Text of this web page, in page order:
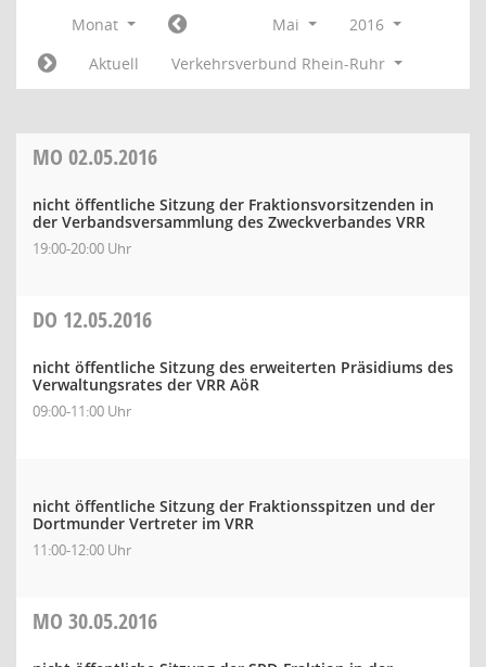
Monat Mai
2016
Aktuell
Verkehrsverbund Rhein-Ruhr
MO 02.05.2016
nicht öffentliche Sitzung der Fraktionsvorsitzenden in
der Verbandsversammlung des Zweckverbandes VRR
19:00-20:00 Uhr
DO 12.05.2016
nicht öffentliche Sitzung des erweiterten Präsidiums des
Verwaltungsrates der VRR AöR
09:00-11:00 Uhr
nicht öffentliche Sitzung der Fraktionsspitzen und der
Dortmunder Vertreter im VRR
11:00-12:00 Uhr
MO 30.05.2016